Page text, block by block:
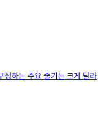
성하는 주요 줄기는 크게 달라